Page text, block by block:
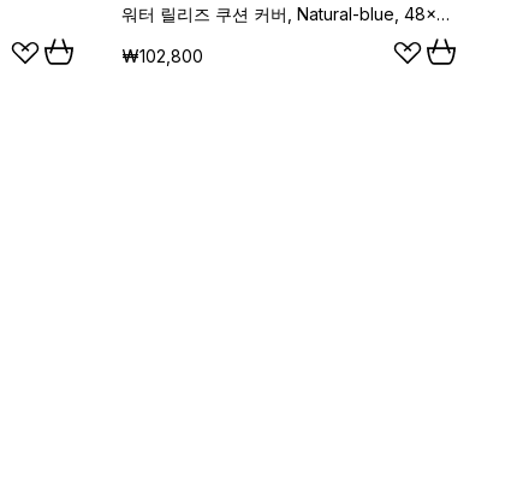
워터 릴리즈 쿠션 커버, Natural-blue, 48x48 cm
₩102,800